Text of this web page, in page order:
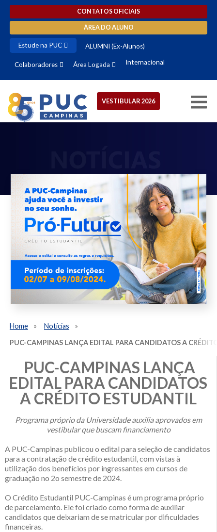
CONTATOS OFICIAIS
ÁREA DO ALUNO
Estude na PUC ALUMNI (Ex-Alunos)
Colaboradores Área Logada Internacional
VESTIBULAR 2026
Home
Notícias
PUC-CAMPINAS LANÇA EDITAL PARA CANDIDATOS A
PUC-CAMPINAS LANÇA
EDITAL PARA CANDIDATOS
A CRÉDITO ESTUDANTIL
Programa próprio da Universidade auxilia aprovados em
vestibular que buscam financiamento
A PUC-Campinas publicou o edital para seleção de candidatos
para a contratação de crédito estudantil, com vistas à
utilização dos benefícios por ingressantes em cursos de
graduação no 2o semestre de 2024.
O Crédito Estudantil PUC-Campinas é um programa próprio
de parcelamento. Ele foi criado como forma de auxiliar
candidatos que deixariam de se matricular por dificuldades
financeiras.